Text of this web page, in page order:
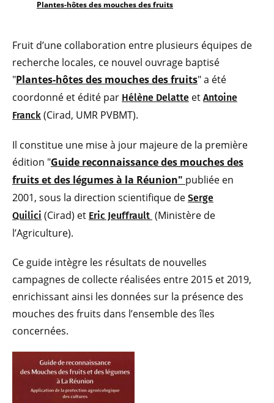
Plantes-hôtes des mouches des fruits
Fruit d’une collaboration entre plusieurs équipes de
recherche locales, ce nouvel ouvrage baptisé
"Plantes-hôtes des mouches des fruits" a été
coordonné et édité par Hélène Delatte et Antoine
Franck (Cirad, UMR PVBMT).
Il constitue une mise à jour majeure de la première
édition "Guide reconnaissance des mouches des
fruits et des légumes à la Réunion" publiée en
2001, sous la direction scientifique de Serge
Quilici (Cirad) et Eric Jeuffrault (Ministère de
l’Agriculture).
Ce guide intègre les résultats de nouvelles
campagnes de collecte réalisées entre 2015 et 2019,
enrichissant ainsi les données sur la présence des
mouches des fruits dans l’ensemble des îles
concernées.